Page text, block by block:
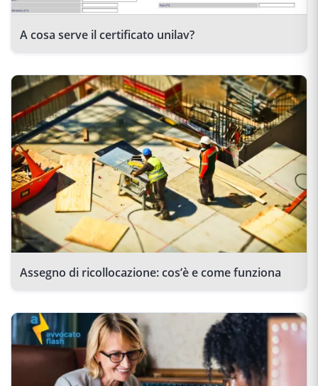
A cosa serve il certificato unilav?
Assegno di ricollocazione: cos’è e come funziona